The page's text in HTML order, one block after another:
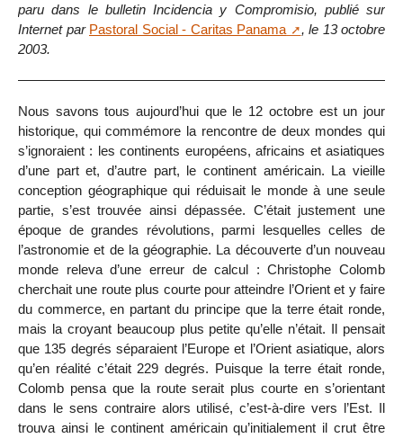
paru dans le bulletin Incidencia y Compromisio, publié sur
Internet par Pastoral Social - Caritas Panama
, le 13 octobre
2003.
Nous savons tous aujourd’hui que le 12 octobre est un jour
historique, qui commémore la rencontre de deux mondes qui
s’ignoraient : les continents européens, africains et asiatiques
d’une part et, d’autre part, le continent américain. La vieille
conception géographique qui réduisait le monde à une seule
partie, s’est trouvée ainsi dépassée. C’était justement une
époque de grandes révolutions, parmi lesquelles celles de
l’astronomie et de la géographie. La découverte d’un nouveau
monde releva d’une erreur de calcul : Christophe Colomb
cherchait une route plus courte pour atteindre l’Orient et y faire
du commerce, en partant du principe que la terre était ronde,
mais la croyant beaucoup plus petite qu’elle n’était. Il pensait
que 135 degrés séparaient l’Europe et l’Orient asiatique, alors
qu’en réalité c’était 229 degrés. Puisque la terre était ronde,
Colomb pensa que la route serait plus courte en s’orientant
dans le sens contraire alors utilisé, c’est-à-dire vers l’Est. Il
trouva ainsi le continent américain qu’initialement il crut être